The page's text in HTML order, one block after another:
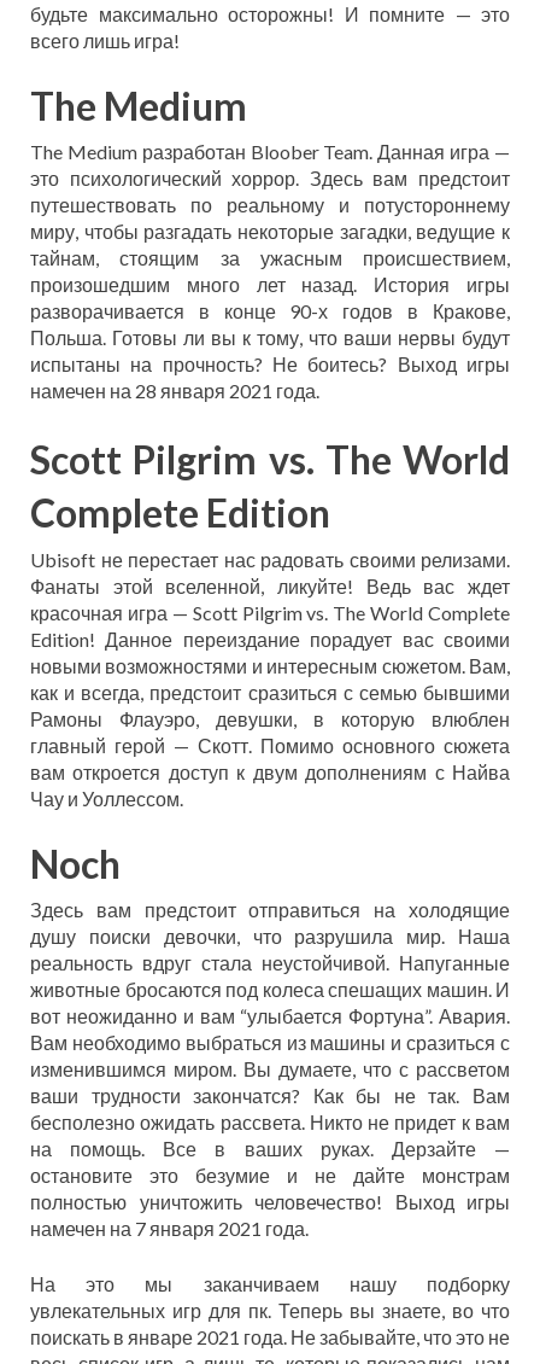
будьте максимально осторожны! И помните — это
всего лишь игра!
The Medium
The Medium разработан Bloober Team. Данная игра —
это психологический хоррор. Здесь вам предстоит
путешествовать по реальному и потустороннему
миру, чтобы разгадать некоторые загадки, ведущие к
тайнам, стоящим за ужасным происшествием,
произошедшим много лет назад. История игры
разворачивается в конце 90-х годов в Кракове,
Польша. Готовы ли вы к тому, что ваши нервы будут
испытаны на прочность? Не боитесь? Выход игры
намечен на 28 января 2021 года.
Scott Pilgrim vs. The World
Complete Edition
Ubisoft не перестает нас радовать своими релизами.
Фанаты этой вселенной, ликуйте! Ведь вас ждет
красочная игра — Scott Pilgrim vs. The World Complete
Edition! Данное переиздание порадует вас своими
новыми возможностями и интересным сюжетом. Вам,
как и всегда, предстоит сразиться с семью бывшими
Рамоны Флауэро, девушки, в которую влюблен
главный герой — Скотт. Помимо основного сюжета
вам откроется доступ к двум дополнениям с Найва
Чау и Уоллессом.
Noch
Здесь вам предстоит отправиться на холодящие
душу поиски девочки, что разрушила мир. Наша
реальность вдруг стала неустойчивой. Напуганные
животные бросаются под колеса спешащих машин. И
вот неожиданно и вам “улыбается Фортуна”. Авария.
Вам необходимо выбраться из машины и сразиться с
изменившимся миром. Вы думаете, что с рассветом
ваши трудности закончатся? Как бы не так. Вам
бесполезно ожидать рассвета. Никто не придет к вам
на помощь. Все в ваших руках. Дерзайте —
остановите это безумие и не дайте монстрам
полностью уничтожить человечество! Выход игры
намечен на 7 января 2021 года.
На это мы заканчиваем нашу подборку
увлекательных игр для пк. Теперь вы знаете, во что
поискать в январе 2021 года. Не забывайте, что это не